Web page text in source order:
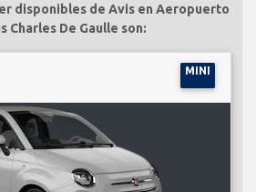
disponibles de Avis en Aeropuerto
Charles De Gaulle son:
MINI